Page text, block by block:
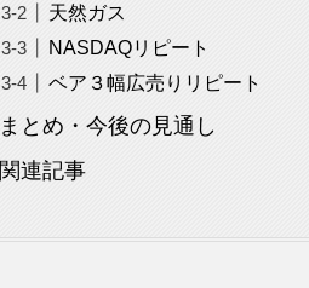
天然ガス
NASDAQリピート
ベア３幅広売りリピート
まとめ・今後の見通し
関連記事